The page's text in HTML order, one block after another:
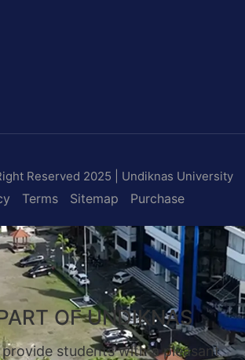
Reserved 2025 | Undiknas University
Terms Sitemap Purchase
OF UNDIKNAS
students with a pleasant